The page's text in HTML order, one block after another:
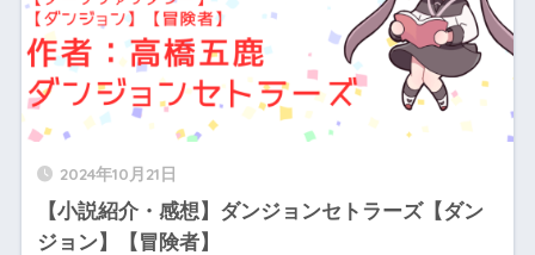
2024年10月21日
【小説紹介・感想】ダンジョンセトラーズ【ダン
ジョン】【冒険者】